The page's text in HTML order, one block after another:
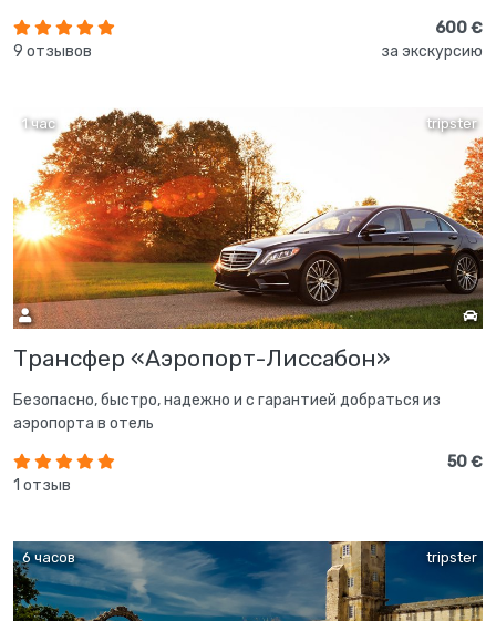
9 отзывов
600 €
за экскурсию
tripster
1 час
Трансфер «Аэропорт-Лиссабон»
Безопасно, быстро, надежно и с гарантией добраться из
аэропорта в отель
1 отзыв
50 €
tripster
6 часов